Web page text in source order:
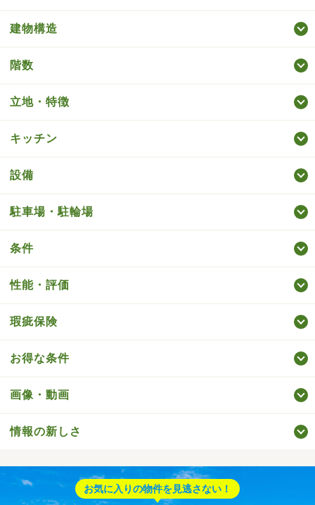
建物構造
階数
立地・特徴
キッチン
設備
駐車場・駐輪場
条件
性能・評価
瑕疵保険
お得な条件
画像・動画
情報の新しさ
お気に入りの物件を見逃さない！